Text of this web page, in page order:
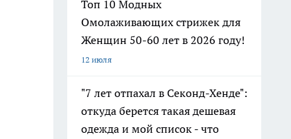
Топ 10 Модных
Омолаживающих стрижек для
Женщин 50-60 лет в 2026 году!
12 июля
"7 лет отпахал в Секонд-Хенде":
откуда берется такая дешевая
одежда и мой список - что